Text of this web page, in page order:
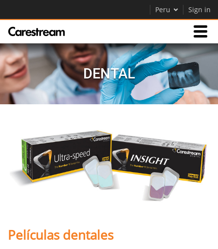
Peru Sign in
Productos
Soporte
Careers
Contáctenos
DENTAL
Películas dentales